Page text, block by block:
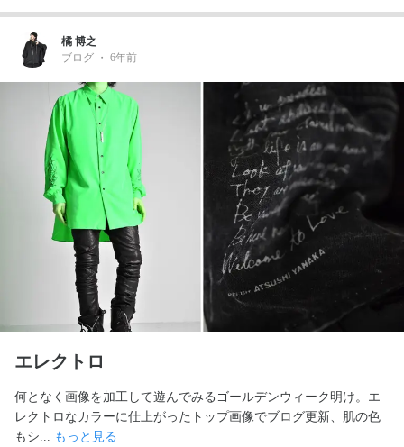
橘 博之
ブログ ・ 6年前
エレクトロ
何となく画像を加工して遊んでみるゴールデンウィーク明け。エ
レクトロなカラーに仕上がったトップ画像でブログ更新、肌の色
もシ... もっと見る